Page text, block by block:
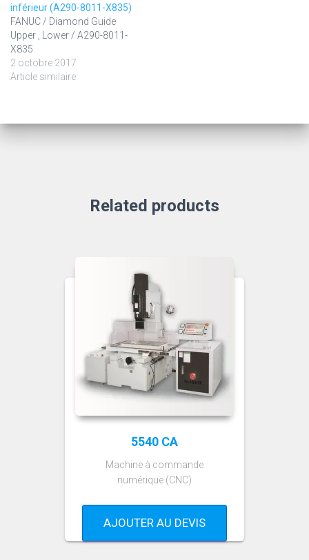
inférieur (A290-8011-X835)
FANUC / Diamond Guide
Upper , Lower / A290-8011-
X835
2 octobre 2017
Article similaire
Related products
5540 CA
Machine à commande
numérique (CNC)
AJOUTER AU DEVIS